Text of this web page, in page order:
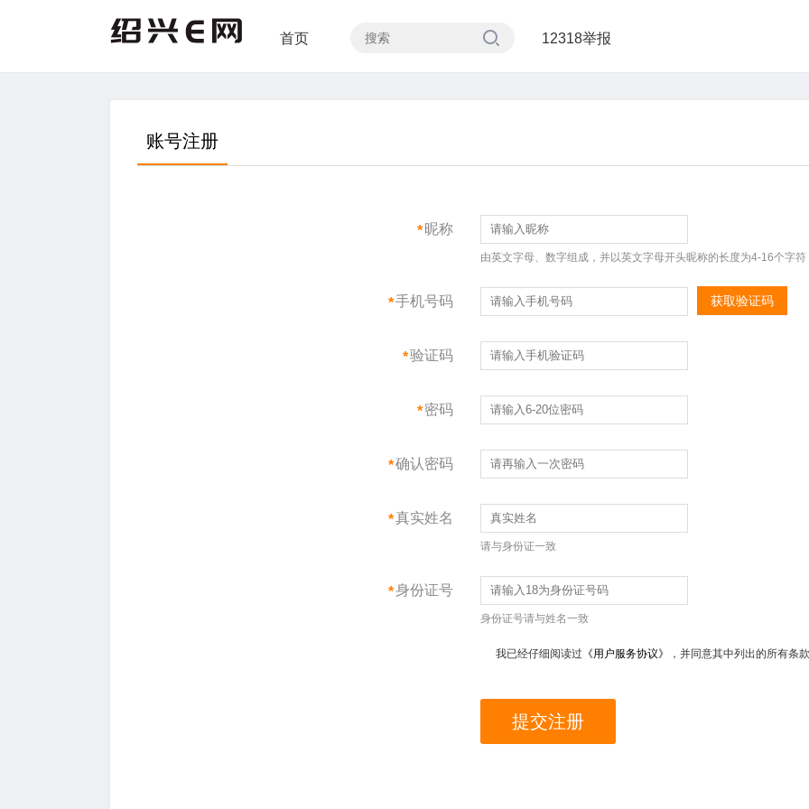
首页 12318举报
账号注册
*昵称
由英文字母、数字组成，并以英文字母开头昵称的长度为4-16个字符
*手机号码 获取验证码
*验证码
*密码
*确认密码
*真实姓名
请与身份证一致
*身份证号
身份证号请与姓名一致
我已经仔细阅读过 《用户服务协议》 ，并同意其中列出的所有条
提交注册